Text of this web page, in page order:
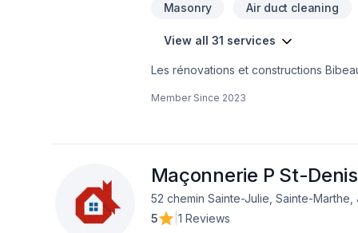
Masonry Air duct cleaning
View all 31 services
Les rénovations et constructions
Salle de bain, Sous-sol dans les
Member Since 2023
Maçonnerie P St-
52 chemin Sainte-Julie, Sainte-Marthe,
5
1 Reviews